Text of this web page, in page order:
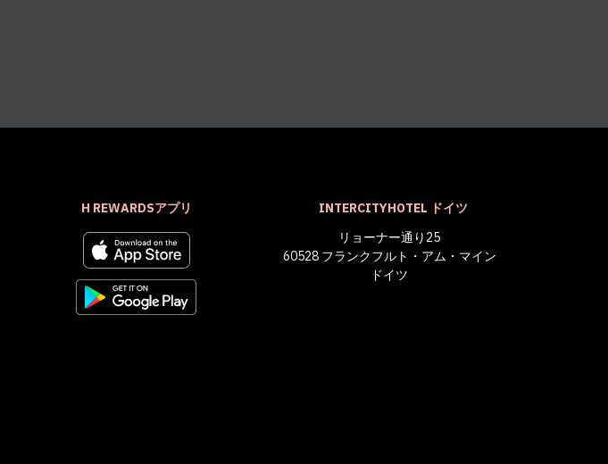
H REWARDSアプリ
INTERCITYHOTEL ドイツ
リョーナー通り25
60528 フランクフルト・アム・マイン
ドイツ